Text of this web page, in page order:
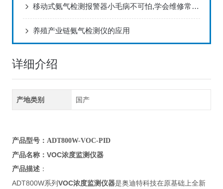
移动式氨气检测报警器小毛病不可怕,学会维修常识即可
养殖产业链氨气检测仪的应用
详细介绍
产地类别 国产
产品型号：ADT800W-VOC-PID
产品名称： VOC浓度监测仪器
产品描述：
ADT800W系列VOC浓度监测仪器是奥迪特科技在原基础上全新